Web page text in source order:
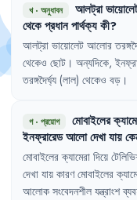
খ· অনুধাবন আলট্রা
থেকেপ্রধানপার্থক্যকী?
আলট্রা ভায়োলেট আলোর
থেকেও ছোট । অন্যদিকে,
তরঙ্গদৈর্ঘ্য (লাল) থেকেও বড় ।
গ· প্রয়োগ মোবাইলের
ইনফ্রারেডআলোদেখাযায়
মোবাইলের ক্যামেরা দিয়ে
দেখা যায় কারণ মোবাইলের
আলোক সংবেদনশীল যন্ত্রাংশ